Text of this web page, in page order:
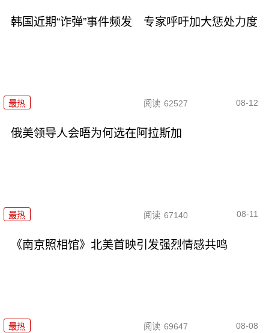
韩国近期“诈弹”事件频发 专家呼吁加大惩处力度
最热 阅读 62527 08-12
俄美领导人会晤为何选在阿拉斯加
最热 阅读 67140 08-11
《南京照相馆》北美首映引发强烈情感共鸣
最热 阅读 69647 08-08